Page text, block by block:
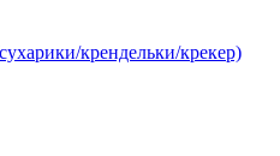
крендельки/крекер)